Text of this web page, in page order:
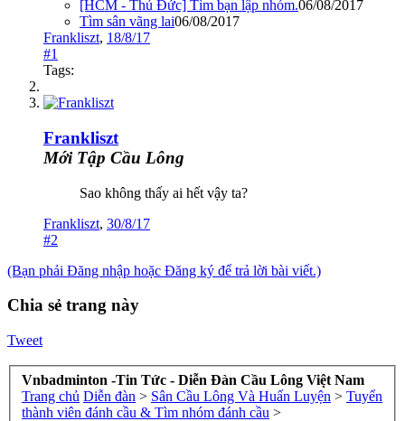
[HCM - Thủ Đức] Tìm bạn lập nhóm.06/08/2017
Tìm sân vãng lai06/08/2017
Frankliszt, 18/8/17
#1
Tags:
Frankliszt
Mới Tập Cầu Lông
Sao không thấy ai hết vậy ta?
Frankliszt, 30/8/17
#2
(Bạn phải Đăng nhập hoặc Đăng ký để trả lời bài viết.)
Chia sẻ trang này
Tweet
Vnbadminton -Tin Tức - Diễn Đàn Cầu Lông Việt Nam
Trang chủ Diễn đàn > Sân Cầu Lông Và Huấn Luyện > Tuyển
thành viên đánh cầu & Tìm nhóm đánh cầu >